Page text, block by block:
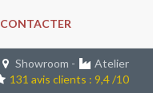
Showroom -
Atelier
131 avis clients : 9,4 /10